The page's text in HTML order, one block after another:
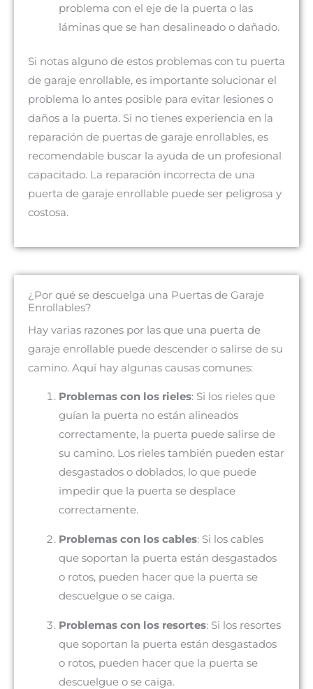
problema con el eje de la puerta o las
láminas que se han desalineado o dañado.
Si notas alguno de estos problemas con tu puerta
de garaje enrollable, es importante solucionar el
problema lo antes posible para evitar lesiones o
daños a la puerta. Si no tienes experiencia en la
reparación de puertas de garaje enrollables, es
recomendable buscar la ayuda de un profesional
capacitado. La reparación incorrecta de una
puerta de garaje enrollable puede ser peligrosa y
costosa.
¿Por qué se descuelga una Puertas de Garaje
Enrollables?
Hay varias razones por las que una puerta de
garaje enrollable puede descender o salirse de su
camino. Aquí hay algunas causas comunes:
Problemas con los rieles: Si los rieles que
guían la puerta no están alineados
correctamente, la puerta puede salirse de
su camino. Los rieles también pueden estar
desgastados o doblados, lo que puede
impedir que la puerta se desplace
correctamente.
Problemas con los cables: Si los cables
que soportan la puerta están desgastados
o rotos, pueden hacer que la puerta se
descuelgue o se caiga.
Problemas con los resortes: Si los resortes
que soportan la puerta están desgastados
o rotos, pueden hacer que la puerta se
descuelgue o se caiga.